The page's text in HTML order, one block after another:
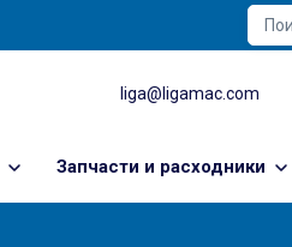
liga@ligamac.com
Запчасти и расходники